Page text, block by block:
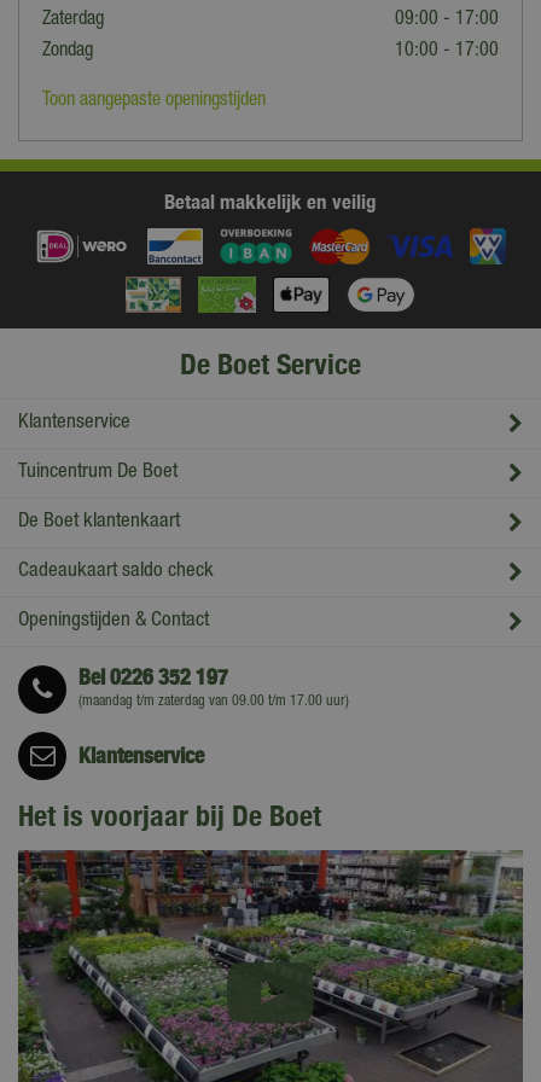
Zaterdag
09:00 - 17:00
Zondag
10:00 - 17:00
Toon aangepaste openingstijden
Betaal makkelijk en veilig
De Boet Service
Klantenservice
Tuincentrum De Boet
De Boet klantenkaart
Cadeaukaart saldo check
Openingstijden & Contact
Bel0226 352 197
(maandag t/m zaterdag van 09.00 t/m 17.00 uur)
Klantenservice
Het is voorjaar bij De Boet